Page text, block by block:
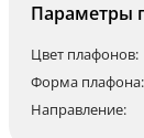
Параметры
Цвет плафонов:
Форма плафона:
Направление: